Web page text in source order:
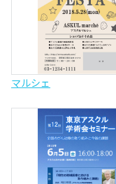
マルシェ